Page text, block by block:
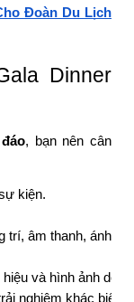
Đoàn Du Lịch
Dinner
, bạn nên cân
kiện.
trí, âm thanh, ánh
và hình ảnh
nghiệm khác biệt